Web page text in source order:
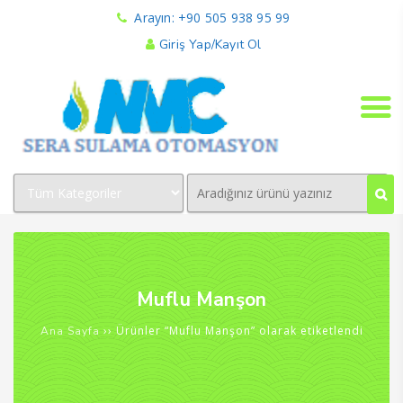
Arayın: +90 505 938 95 99
Giriş Yap/Kayıt Ol
Muflu Manşon
Ana Sayfa ›› Ürünler “Muflu Manşon” olarak etiketlendi